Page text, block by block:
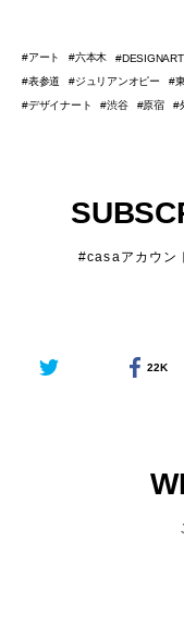
アート 六本木
表参道
ジュリアンオピー
デザイナート
渋谷 原宿
#casaアカウン
22K